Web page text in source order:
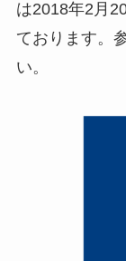
は2018年2月
ております。
い。